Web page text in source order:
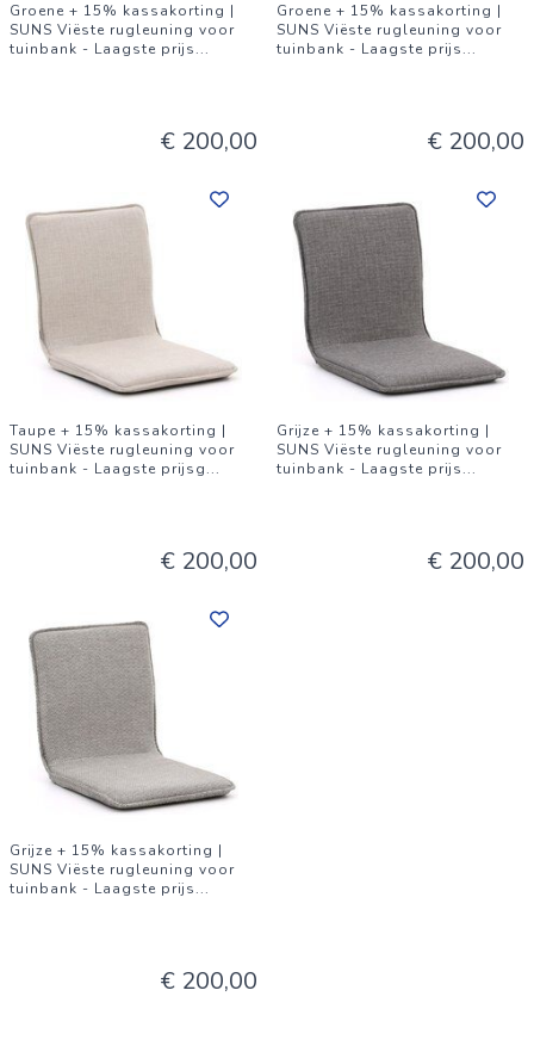
Groene + 15% kassakorting |
SUNS Viëste rugleuning voor
tuinbank - Laagste prijs...
€ 200,00
Groene + 15% kassakorting |
SUNS Viëste rugleuning voor
tuinbank - Laagste prijs...
€ 200,00
Taupe + 15% kassakorting |
SUNS Viëste rugleuning voor
tuinbank - Laagste prijsg...
€ 200,00
Grijze + 15% kassakorting |
SUNS Viëste rugleuning voor
tuinbank - Laagste prijs...
€ 200,00
Grijze + 15% kassakorting |
SUNS Viëste rugleuning voor
tuinbank - Laagste prijs...
€ 200,00